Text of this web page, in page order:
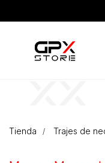
Tienda Trajes de